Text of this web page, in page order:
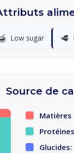
Low sugar 🥩
Source de
Matières
Glucides: